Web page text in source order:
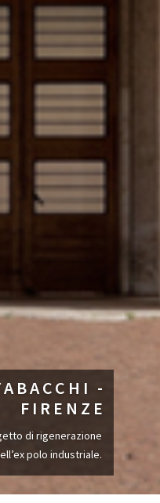
-
FIRENZE
di rigenerazione
polo industriale.